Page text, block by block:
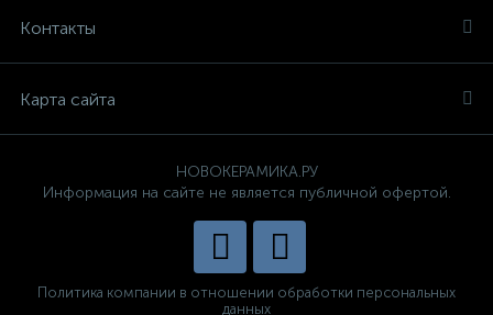
Контакты
Карта сайта
НОВОКЕРАМИКА.РУ
Информация на сайте не является публичной офертой.
Политика компании в отношении обработки персональных
данных